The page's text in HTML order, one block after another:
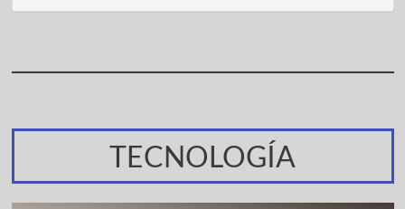
TECNOLOGÍA